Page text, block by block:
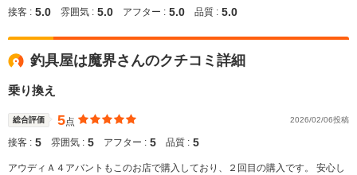
接客 : 5.0 雰囲気 : 5.0 アフター : 5.0 品質 : 5.0
釣具屋は魔界さんのクチコミ詳細
乗り換え
総合評価 5点 2026/02/06投稿
接客 : 5 雰囲気 : 5 アフター : 5 品質 : 5
アウディＡ４アバントもこのお店で購入しており、２回目の購入です。 安心し